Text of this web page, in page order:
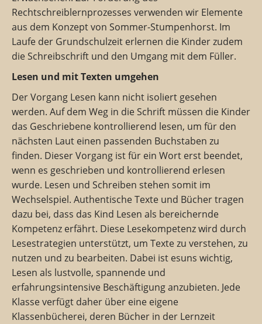
Rechtschreiblernprozesses verwenden wir Elemente
aus dem Konzept von Sommer-Stumpenhorst. Im
Laufe der Grundschulzeit erlernen die Kinder zudem
die Schreibschrift und den Umgang mit dem Füller.
Lesen und mit Texten umgehen
Der Vorgang Lesen kann nicht isoliert gesehen
werden. Auf dem Weg in die Schrift müssen die Kinder
das Geschriebene kontrollierend lesen, um für den
nächsten Laut einen passenden Buchstaben zu
finden. Dieser Vorgang ist für ein Wort erst beendet,
wenn es geschrieben und kontrollierend erlesen
wurde. Lesen und Schreiben stehen somit im
Wechselspiel. Authentische Texte und Bücher tragen
dazu bei, dass das Kind Lesen als bereichernde
Kompetenz erfährt. Diese Lesekompetenz wird durch
Lesestrategien unterstützt, um Texte zu verstehen, zu
nutzen und zu bearbeiten. Dabei ist esuns wichtig,
Lesen als lustvolle, spannende und
erfahrungsintensive Beschäftigung anzubieten. Jede
Klasse verfügt daher über eine eigene
Klassenbücherei, deren Bücher in der Lernzeit